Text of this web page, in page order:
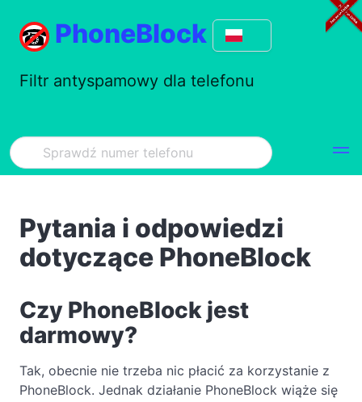
PhoneBlock
Filtr antyspamowy dla telefonu
Pytania i odpowiedzi
dotyczące PhoneBlock
Czy PhoneBlock jest
darmowy?
Tak, obecnie nie trzeba nic płacić za korzystanie z
PhoneBlock. Jednak działanie PhoneBlock wiąże się